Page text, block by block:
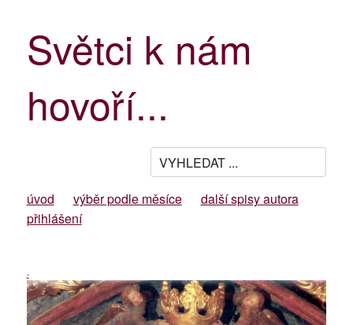
Světci k nám
hovoří...
úvod výběr podle měsíce
další spisy autora
přihlášení
-